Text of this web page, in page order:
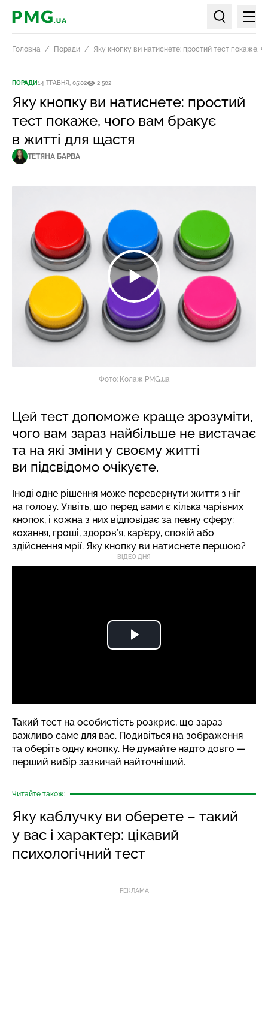
PMG.ua
Пошук по
Головна Поради Яку кнопку ви натиснете: простий тест покаже,
ПОРАДИ14 ТРАВНЯ, 05:02 2 502
Яку кнопку ви натиснете: простий
тест покаже, чого вам бракує
в житті для щастя
ТЕТЯНА БАРВА
Фото: Колаж PMG.ua
Цей тест допоможе краще зрозуміти,
чого вам зараз найбільше не вистачає
та на які зміни у своєму житті
ви підсвідомо очікуєте.
Іноді одне рішення може перевернути життя з ніг
на голову. Уявіть, що перед вами є кілька чарівних
кнопок, і кожна з них відповідає за певну сферу:
кохання, гроші, здоров’я, кар’єру, спокій або
здійснення мрії. Яку кнопку ви натиснете першою?
ВІДЕО ДНЯ
Такий тест на особистість розкриє, що зараз
важливо саме для вас. Подивіться на зображення
та оберіть одну кнопку. Не думайте надто довго —
перший вибір зазвичай найточніший.
Читайте також:
Яку каблучку ви оберете – такий
у вас і характер: цікавий
психологічний тест
РЕКЛАМА